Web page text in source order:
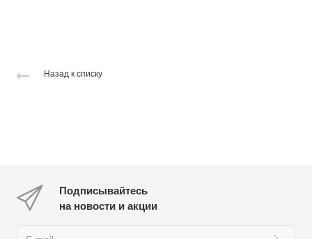
Назад к списку
Подписывайтесь
на новости и акции